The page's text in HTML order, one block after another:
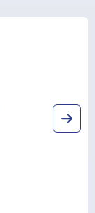
DIN 319